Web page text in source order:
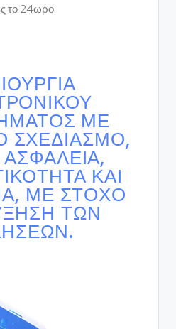
το 24ωρο.
ΜΕ
ΣΧΕΔΙΑΣΜΌ,
ΚΑΙ
ΜΕ ΣΤΌΧΟ
ΤΩΝ